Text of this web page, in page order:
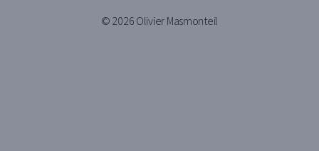
© 2026 Olivier Masmonteil